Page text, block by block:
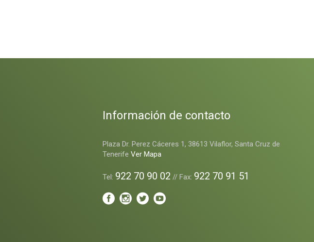
Información de contacto
Plaza Dr. Perez Cáceres 1, 38613 Vilaflor, Santa Cruz de
TenerifeVer Mapa
Tel: 922 70 90 02 // Fax: 922 70 91 51